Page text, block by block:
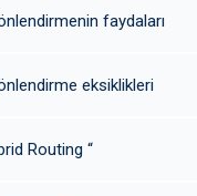
faydaları
eksiklikleri
Routing “